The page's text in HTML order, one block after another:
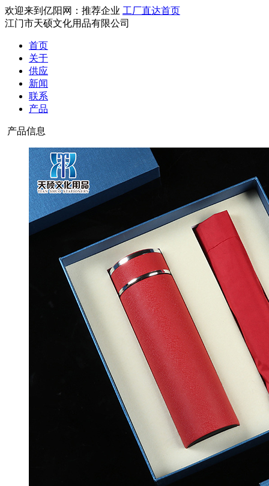
欢迎来到亿阳网：推荐企业 工厂直达首页
江门市天硕文化用品有限公司
首页
关于
供应
新闻
联系
产品
产品信息